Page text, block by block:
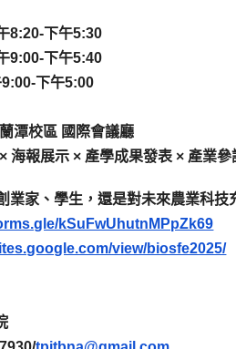
8:20-下午5:30
9:00-下午5:40
下午5:00
潭校區 國際會議廳
海報展示 × 產學成果發表 × 產業參
業家、學生，還是對未來農業科技
kSuFwUhutnMPpZk69
view/biosfe2025/